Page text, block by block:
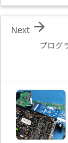
プログ

Next